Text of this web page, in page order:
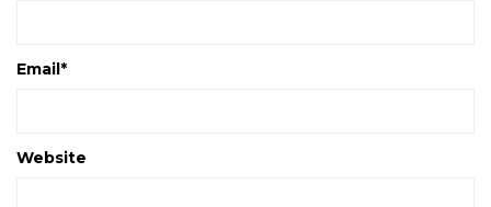
Email*
Website